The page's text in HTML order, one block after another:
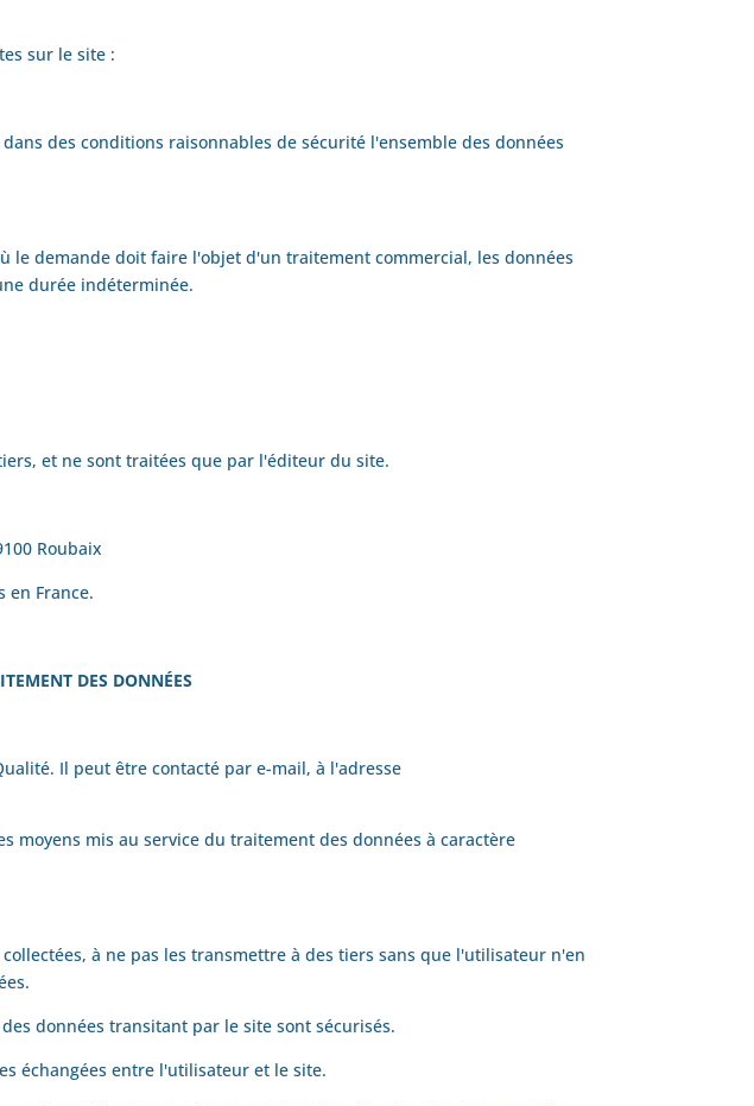
sur le site :
des conditions raisonnables de sécurité l'ensemble des données
le demande doit faire l'objet d'un traitement commercial, les données
durée indéterminée.
et ne sont traitées que par l'éditeur du site.
Roubaix
en France.
DES DONNÉES
. Il peut être contacté par e-mail, à l'adresse
moyens mis au service du traitement des données à caractère
à ne pas les transmettre à des tiers sans que l'utilisateur n'en
données transitant par le site sont sécurisés.
échangées entre l'utilisateur et le site.